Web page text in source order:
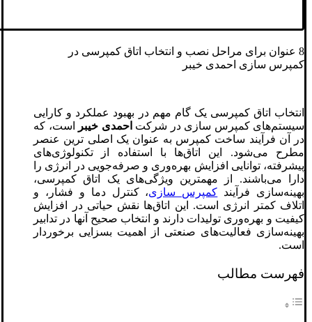
8 عنوان برای مراحل نصب و انتخاب اتاق کمپرسی در
کمپرس سازی احمدی خیبر
انتخاب اتاق کمپرسی یک گام مهم در بهبود عملکرد و کارایی
سیستم‌های کمپرس سازی در شرکت احمدی خیبر
است، که
در آن فرآیند ساخت کمپرس به عنوان یک اصلی ترین عنصر
مطرح می‌شود. این اتاق‌ها با استفاده از تکنولوژی‌های
پیشرفته، توانایی افزایش بهره‌وری و صرفه‌جویی در انرژی را
دارا می‌باشند. از مهمترین ویژگی‌های یک اتاق کمپرسی،
بهینه‌سازی فرآیند کمپرس سازی، کنترل دما و فشار، و
اتلاف کمتر انرژی است. این اتاق‌ها نقش حیاتی در افزایش
کیفیت و بهره‌وری تولیدات دارند و انتخاب صحیح آنها در تدابیر
بهینه‌سازی فعالیت‌های صنعتی از اهمیت بسزایی برخوردار
است.
فهرست مطالب